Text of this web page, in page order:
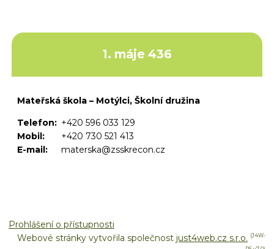
1. máje 436
Mateřská škola – Motýlci, Školní družina
Telefon: +420 596 033 129
Mobil:
+420 730 521 413
E-mail:
materska@zsskrecon.cz
Prohlášení o přístupnosti
Webové stránky vytvořila společnost just4web.cz s.r.o. (J4W-